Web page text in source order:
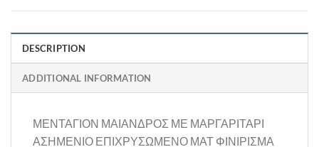
DESCRIPTION
ADDITIONAL INFORMATION
ΜΕΝΤΑΓΙΟΝ ΜΑΙΑΝΔΡΟΣ ΜΕ ΜΑΡΓΑΡΙΤΑΡΙ
ΑΣΗΜΕΝΙΟ ΕΠΙΧΡΥΣΩΜΕΝΟ ΜΑΤ ΦΙΝΙΡΙΣΜΑ